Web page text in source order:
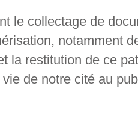
le collectage de
notamment
la restitution de ce
de notre cité au